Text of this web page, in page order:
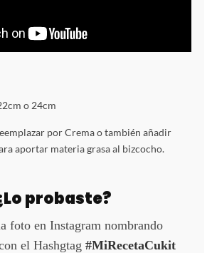
o 24cm
por Crema o también añadir
aportar materia grasa al bizcocho.
probaste?
foto en Instagram nombrando
el Hashgtag #MiRecetaCukit